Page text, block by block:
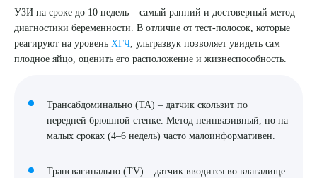
Политика конфиденциальности
Пользовательское соглашение
Хирургический стационар
Подготовка к диагностике
ДМС
Филиалы
ЗАКАЗАТЬ ЗВОНОК
ЗАПИСЬ ОНЛАЙН
УЗИ на сроке до 10 недель – самый ранний и достоверный метод
диагностики беременности. В отличие от тест-полосок, которые
реагируют на уровень ХГЧ , ультразвук позволяет увидеть сам
плодное яйцо, оценить его расположение и жизнеспособность.
Трансабдоминально (ТА) – датчик скользит по
передней брюшной стенке. Метод неинвазивный, но на
малых сроках (4–6 недель) часто малоинформативен.
Трансвагинально (ТV) – датчик вводится во влагалище.